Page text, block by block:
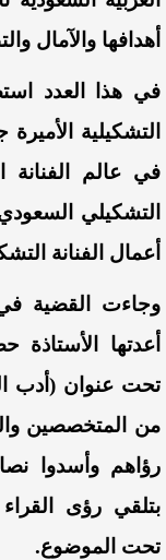
أهدافها والآمال
في هذا العدد
التشكيلية
في عالم الفنانة
التشكيلي
أعمال الفنانة
وجاءت القضية
أعدتها
تحت عنوان (أدب
من المتخصصين
رؤاهم وأسدوا
بتلقي رؤى
تحت الموضوع.